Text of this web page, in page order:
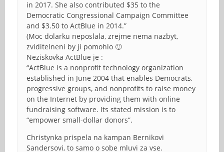
in 2017. She also contributed $35 to the
Democratic Congressional Campaign Committee
and $3.50 to ActBlue in 2014.”
(Moc dolarku neposlala, zrejme nema nazbyt,
zviditelneni by ji pomohlo 🙂
Neziskovka ActBlue je :
“ActBlue is a nonprofit technology organization
established in June 2004 that enables Democrats,
progressive groups, and nonprofits to raise money
on the Internet by providing them with online
fundraising software. Its stated mission is to
“empower small-dollar donors”.
Christynka prispela na kampan Bernikovi
Sandersovi, to samo o sobe mluvi za vse.